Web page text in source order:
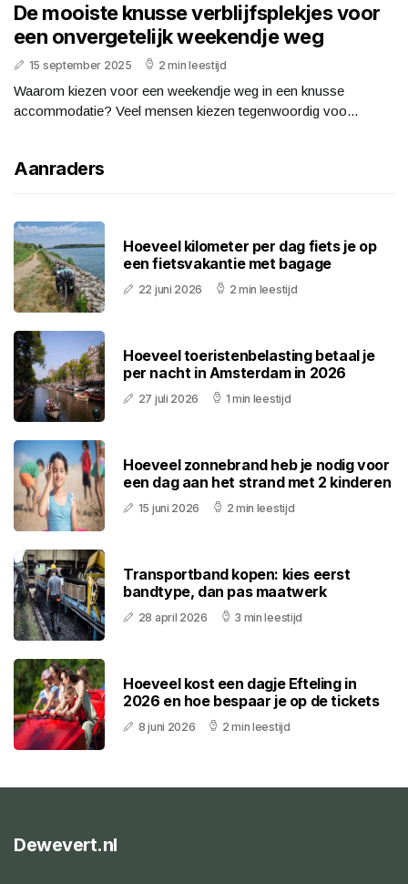
De mooiste knusse verblijfsplekjes voor
een onvergetelijk weekendje weg
15 september 2025 2 min leestijd
Waarom kiezen voor een weekendje weg in een knusse
accommodatie? Veel mensen kiezen tegenwoordig voo...
Aanraders
Hoeveel kilometer per dag fiets je op
een fietsvakantie met bagage
22 juni 2026 2 min leestijd
Hoeveel toeristenbelasting betaal je
per nacht in Amsterdam in 2026
27 juli 2026 1 min leestijd
Hoeveel zonnebrand heb je nodig voor
een dag aan het strand met 2 kinderen
15 juni 2026 2 min leestijd
Transportband kopen: kies eerst
bandtype, dan pas maatwerk
28 april 2026 3 min leestijd
Hoeveel kost een dagje Efteling in
2026 en hoe bespaar je op de tickets
8 juni 2026 2 min leestijd
Dewevert.nl